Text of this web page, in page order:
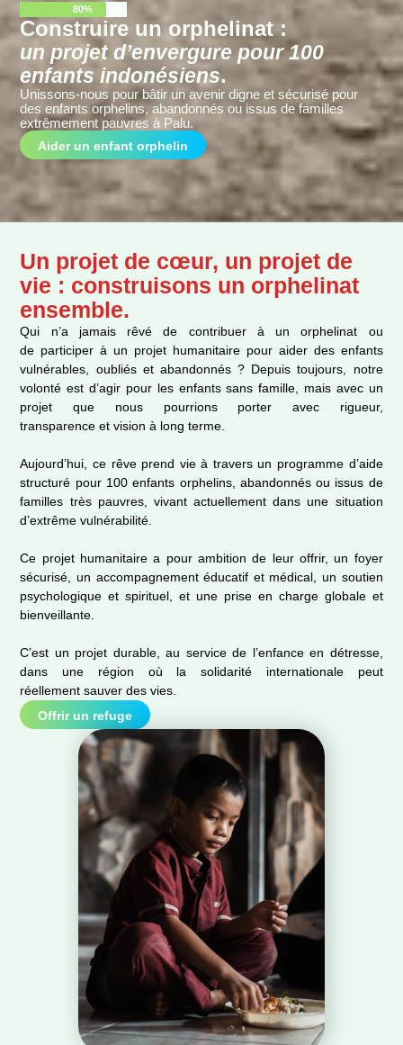
80%
Construire un orphelinat :
un projet d’envergure pour 100
enfants indonésiens.
Unissons-nous pour bâtir un avenir digne et sécurisé pour
des enfants orphelins, abandonnés ou issus de familles
extrêmement pauvres à Palu.
Aider un enfant orphelin
Un projet de cœur, un projet de
vie : construisons un orphelinat
ensemble.
Qui n’a jamais rêvé de contribuer à un orphelinat ou
de participer à un projet humanitaire pour aider des enfants
vulnérables, oubliés et abandonnés ? Depuis toujours, notre
volonté est d’agir pour les enfants sans famille, mais avec un
projet que nous pourrions porter avec rigueur,
transparence et vision à long terme.
Aujourd’hui, ce rêve prend vie à travers un programme d’aide
structuré pour 100 enfants orphelins, abandonnés ou issus de
familles très pauvres, vivant actuellement dans une situation
d’extrême vulnérabilité.
Ce projet humanitaire a pour ambition de leur offrir, un foyer
sécurisé, un accompagnement éducatif et médical, un soutien
psychologique et spirituel, et une prise en charge globale et
bienveillante.
C’est un projet durable, au service de l’enfance en détresse,
dans une région où la solidarité internationale peut
réellement sauver des vies.
Offrir un refuge